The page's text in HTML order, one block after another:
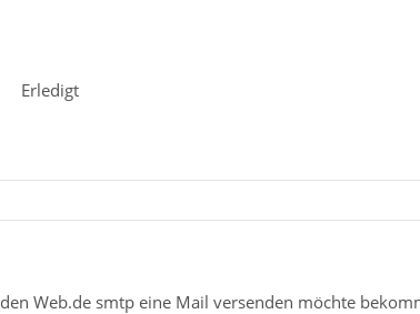
Erledigt
Web.de smtp eine Mail versenden möchte